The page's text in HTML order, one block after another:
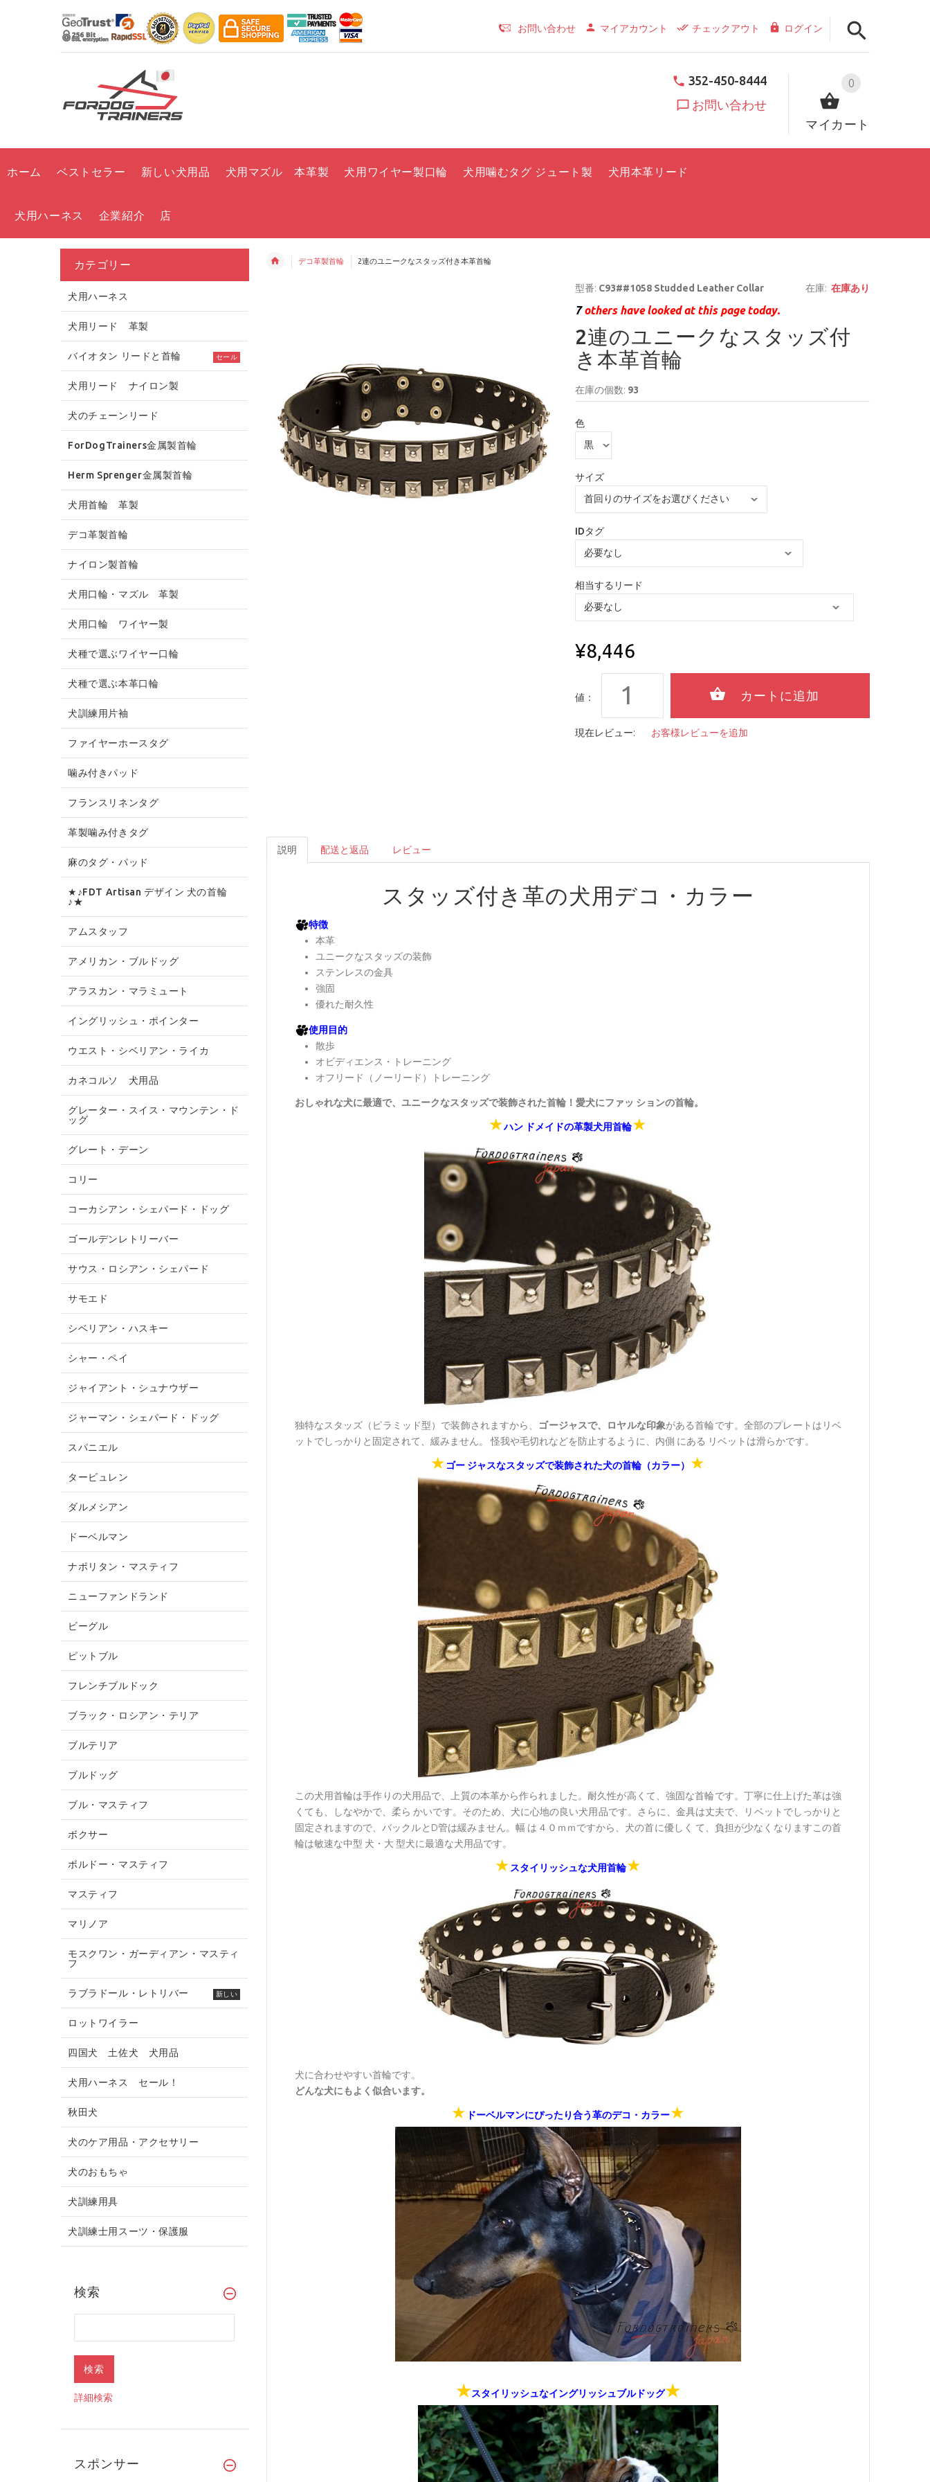
お問い合わせ マイアカウント チェックアウト ログイン
0
マイカート
352-450-8444
お問い合わせ
ホーム ベストセラー 新しい犬用品 犬用マズル 本革製 犬用ワイヤー製口輪 犬用噛むタグ ジュート製 犬用本革リード
犬用ハーネス 企業紹介 店
デコ革製首輪 2連のユニークなスタッズ付き本革首輪
型番: C93##1058 Studded Leather Collar 在庫: 在庫あり
7others have looked at this page today.
2連のユニークなスタッズ付
き本革首輪
在庫の個数: 93
色
サイズ
IDタグ
相当するリード
¥8,446
値：
現在レビュー: お客様レビューを追加
説明 配送と返品 レビュー
スタッズ付き革の犬用デコ・カラー
特徴
本革
ユニークなスタッズの装飾
ステンレスの金具
強固
優れた耐久性
使用目的
散歩
オビディエンス・トレーニング
オフリード（ノーリード）トレーニング
おしゃれな犬に最適で、ユニークなスタッズで装飾された首輪！愛犬にファッ ションの首輪。
★ハン ドメイドの革製犬用首輪★
独特なスタッズ（ピラミッド型）で装飾されますから、 ゴージャスで、ロヤルな印象がある首輪です。全部のプレートはリベ
ットでしっかりと固定されて、緩みません。 怪我や毛切れなどを防止するように、内側 にある リベットは滑らかです。
★ ゴー ジャスなスタッズで装飾された犬の首輪（カラー） ★
この犬用首輪は手作りの犬用品で、上質の本革から作られました。耐久性が高くて、強固な首輪です。丁寧に仕上げた革は強
くても、しなやかで、柔ら かいです。そのため、犬に心地の良い犬用品です。さらに、金具は丈夫で、リベットでしっかりと
固定されますので、バックルとD管は緩みません。幅 は４０ｍｍですから、犬の首に優しく て、負担が少なくなりますこの首
輪は敏速な中型 犬・大 型犬に最適な犬用品です。
★ スタイリッシュな犬用首輪★
犬に合わせやすい首輪です。
どんな犬にもよく似合います。
★ ドーベルマンにぴったり合う革のデコ・カラー★
★スタイリッシュなイングリッシュブルドッグ★
カテゴリー
犬用ハーネス
犬用リード 革製
バイオタン リードと首輪 セール
犬用リード ナイロン製
犬のチェーンリード
ForDogTrainers金属製首輪
Herm Sprenger金属製首輪
犬用首輪 革製
デコ革製首輪
ナイロン製首輪
犬用口輪・マズル 革製
犬用口輪 ワイヤー製
犬種で選ぶワイヤー口輪
犬種で選ぶ本革口輪
犬訓練用片袖
ファイヤーホースタグ
噛み付きパッド
フランスリネンタグ
革製噛み付きタグ
麻のタグ・パッド
★♪FDT Artisan デザイン 犬の首輪
♪★
アムスタッフ
アメリカン・ブルドッグ
アラスカン・マラミュート
イングリッシュ・ポインター
ウエスト・シベリアン・ライカ
カネコルソ 犬用品
グレーター・スイス・マウンテン・ド
ッグ
グレート・デーン
コリー
コーカシアン・シェパード・ドッグ
ゴールデンレトリーバー
サウス・ロシアン・シェパード
サモエド
シベリアン・ハスキー
シャー・ペイ
ジャイアント・シュナウザー
ジャーマン・シェパード・ドッグ
スパニエル
タービュレン
ダルメシアン
ドーベルマン
ナポリタン・マスティフ
ニューファンドランド
ビーグル
ピットブル
フレンチブルドック
ブラック・ロシアン・テリア
ブルテリア
ブルドッグ
ブル・マスティフ
ボクサー
ボルドー・マスティフ
マスティフ
マリノア
モスクワン・ガーディアン・マスティ
フ
ラブラドール・レトリバー 新しい
ロットワイラー
四国犬 土佐犬 犬用品
犬用ハーネス セール！
秋田犬
犬のケア用品・アクセサリー
犬のおもちゃ
犬訓練用具
犬訓練士用スーツ・保護服
検索
詳細検索
スポンサー